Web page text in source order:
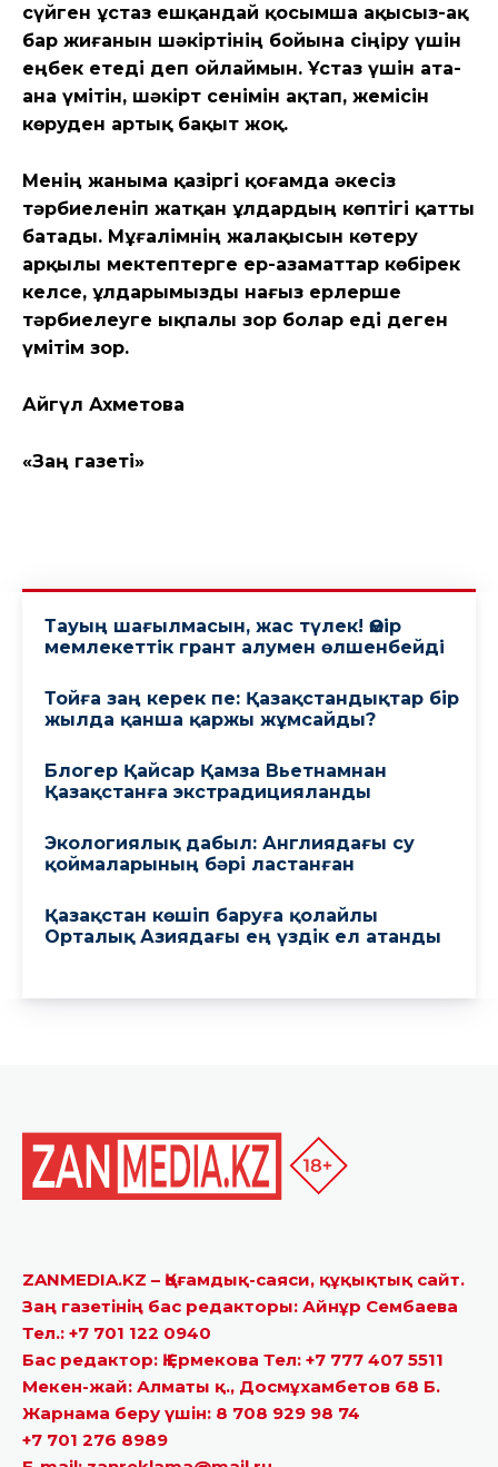
ZANMEDIA.KZ – Қоғамдық-саяси, құқықтық сайт.
Заң газетінің бас редакторы: Айнұр Сембаева
Тел.: +7 701 122 0940
Бас редактор: Қ.Ермекова Тел: +7 777 407 5511
Мекен-жай: Алматы қ., Досмұхамбетов 68 Б.
Жарнама беру үшін: 8 708 929 98 74
+7 701 276 8989